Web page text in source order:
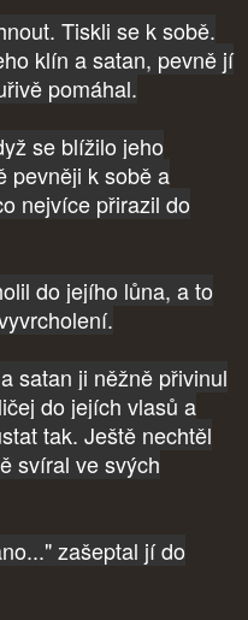
Tiskli se k sobě.
klín a satan, pevně jí
pomáhal.
se blížilo jeho
pevněji k sobě a
nejvíce přirazil do
do jejího lůna, a to
satan ji něžně přivinul
do jejích vlasů a
tak. Ještě nechtěl
svíral ve svých
zašeptal jí do